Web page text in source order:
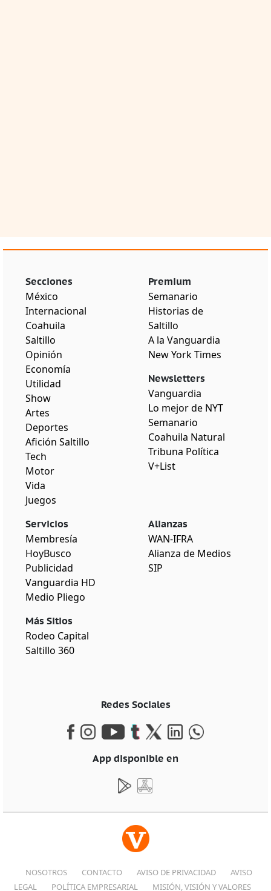
Secciones
México
Internacional
Coahuila
Saltillo
Opinión
Economía
Utilidad
Show
Artes
Deportes
Afición Saltillo
Tech
Motor
Vida
Juegos
Premium
Semanario
Historias de
Saltillo
A la Vanguardia
New York Times
Newsletters
Vanguardia
Lo mejor de NYT
Semanario
Coahuila Natural
Tribuna Política
V+List
Servicios
Membresía
HoyBusco
Publicidad
Vanguardia HD
Medio Pliego
Más Sitios
Rodeo Capital
Saltillo 360
Alianzas
WAN-IFRA
Alianza de Medios
SIP
Redes Sociales
App disponible en
NOSOTROS CONTACTO AVISO DE PRIVACIDAD
AVISO
LEGAL
POLÍTICA EMPRESARIAL MISIÓN, VISIÓN Y VALORES